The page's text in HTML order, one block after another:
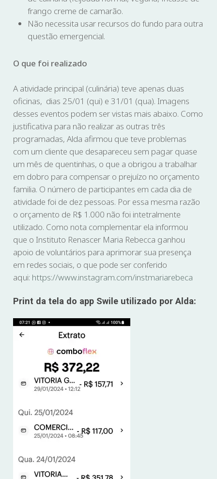
frango creme de camarão.
Não necessita usar recursos do fundo para outra
questão emergencial.
O que foi realizado
A atividade principal (culinária) teve apenas duas
oficinas, dias 25/01 (qui) e 31/01 (qua). Imagens
desses eventos podem ser vistas mais abaixo. Como
justificativa para não realizar as outras três
programadas, Alda afirmou que teve problemas
com um cliente que desapareceu sem pagar quase
um mês de quentinhas, o que a obrigou a trabalhar
em dobro para compensar o prejuízo no orçamento
familia. O número de participantes em cada dia de
atividade foi de dez pessoas. Por essa mesma razão
o orçamento de R$ 1.000 não foi intetralmente
utilizado. Como nota complementar ela informou
que o Instituto Renascer Maria Rebecca ganhou
apoio de voluntários para aprimorar sua presença
em redes sociais, o que pode ser conferido
aqui: https://www.instagram.com/instmariarebeca
Print da tela do app Swile utilizado por Alda: